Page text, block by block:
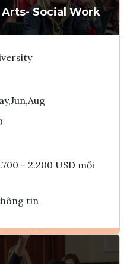
Social Work
- 2.200 USD mỗi
tin
Ghi danh